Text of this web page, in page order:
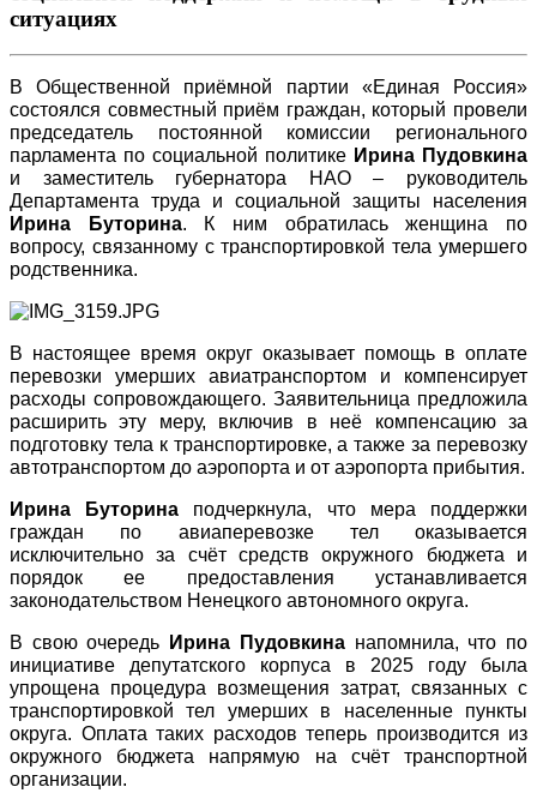
ситуациях
В Общественной приёмной партии «Единая Россия»
состоялся совместный приём граждан, который провели
председатель постоянной комиссии регионального
парламента по социальной политике Ирина Пудовкина
и заместитель губернатора НАО – руководитель
Департамента труда и социальной защиты населения
Ирина Буторина. К ним обратилась женщина по
вопросу, связанному с транспортировкой тела умершего
родственника.
В настоящее время округ оказывает помощь в оплате
перевозки умерших авиатранспортом и компенсирует
расходы сопровождающего. Заявительница предложила
расширить эту меру, включив в неё компенсацию за
подготовку тела к транспортировке, а также за перевозку
автотранспортом до аэропорта и от аэропорта прибытия.
Ирина Буторина подчеркнула, что мера поддержки
граждан по авиаперевозке тел оказывается
исключительно за счёт средств окружного бюджета и
порядок ее предоставления устанавливается
законодательством Ненецкого автономного округа.
В свою очередь Ирина Пудовкинанапомнила, что по
инициативе депутатского корпуса в 2025 году была
упрощена процедура возмещения затрат, связанных с
транспортировкой тел умерших в населенные пункты
округа. Оплата таких расходов теперь производится из
окружного бюджета напрямую на счёт транспортной
организации.